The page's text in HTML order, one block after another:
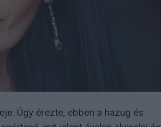
Úgy érezte, ebben a hazug és